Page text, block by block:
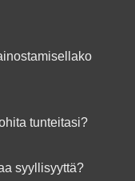
tunteitasi?
syyllisyyttä?